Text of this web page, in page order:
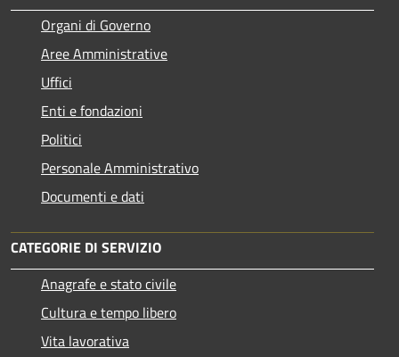
Organi di Governo
Aree Amministrative
Uffici
Enti e fondazioni
Politici
Personale Amministrativo
Documenti e dati
CATEGORIE DI SERVIZIO
Anagrafe e stato civile
Cultura e tempo libero
Vita lavorativa